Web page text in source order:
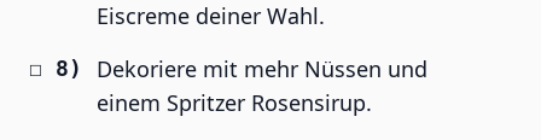
Eiscreme deiner Wahl.
Dekoriere mit mehr Nüssen und
einem Spritzer Rosensirup.